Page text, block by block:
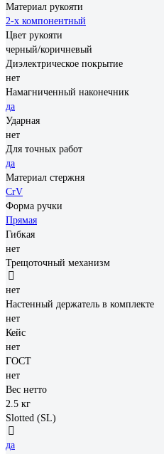
Материал рукояти
2-х компонентный
Цвет рукояти
черный/коричневый
Диэлектрическое покрытие
нет
Намагниченный наконечник
да
Ударная
нет
Для точных работ
да
Материал стержня
CrV
Форма ручки
Прямая
Гибкая
нет
Трещоточный механизм
нет
Настенный держатель в комплекте
нет
Кейс
нет
ГОСТ
нет
Вес нетто
2.5 кг
Slotted (SL)
да